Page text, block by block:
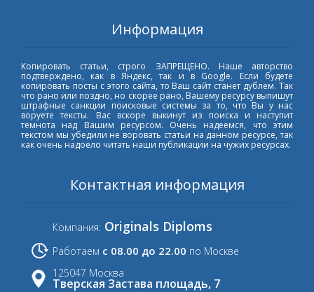
Информация
Копировать статьи, строго ЗАПРЕЩЕНО. Наше авторство
подтверждено, как в Яндекс, так и в Google. Если будете
копировать посты с этого сайта, то Ваш сайт станет дублем. Так
что рано или поздно, но скорее рано, Вашему ресурсу выпишут
штрафные санкции поисковые системы за то, что Вы у нас
воруете тексты. Вас вскоре выкинут из поиска и наступит
темнота над Вашим ресурсом. Очень надеемся, что этим
текстом мы убедили не воровать статьи на данном ресурсе, так
как очень надоело читать наши публикации на чужих ресурсах.
Контактная информация
Компания: Originals Diploms
Работаем с 08.00 до 22.00 по Москве
125047 Москва
Тверская Застава площадь, 7